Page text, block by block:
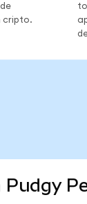
cripto.
Pudgy